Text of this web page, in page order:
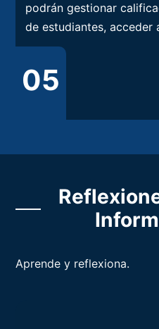
podrán gestionar
de estudiantes, acceder
05
Aprende y reflexiona.